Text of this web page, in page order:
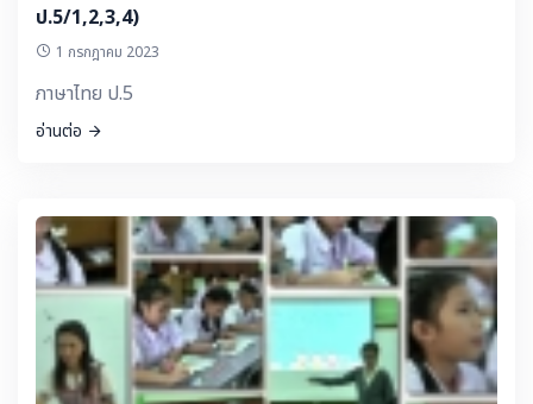
ป.5/1,2,3,4)
1 กรกฎาคม 2023
ภาษาไทย ป.5
อ่านต่อ